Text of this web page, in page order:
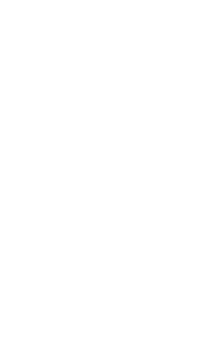
zainteresowania